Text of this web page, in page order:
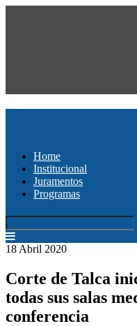
Home
Institucional
Juramentos
Programas
18 Abril 2020
Corte de Talca
todas sus salas
conferencia